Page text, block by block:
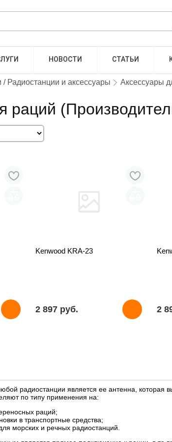
НОВОСТИ СТАТЬИ
/ Радиостанции и аксессуары Аксессуары
раций
Kenwood KRA-23
2 897 pуб. 2
радиостанции является ее антенна, которая
по типу применения на:
раций;
в транспортные средства;
морских и речных радиостанций.